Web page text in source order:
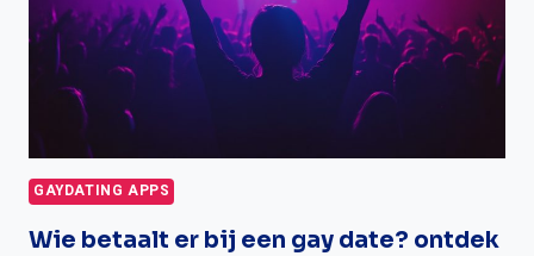
GAYDATING APPS
Wie betaalt er bij een gay date? ontdek